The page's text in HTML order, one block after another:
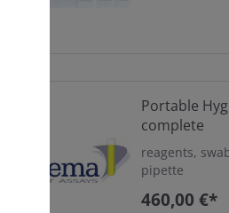
Portable
complete
reagents,
pipette
460,00 €*